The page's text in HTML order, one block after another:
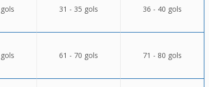
31 - 35 gols 36 - 40 gols
61 - 70 gols 71 - 80 gols